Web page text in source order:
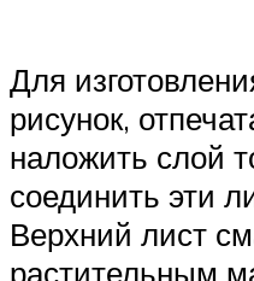
Для
рисунок,
наложить слой
соединить эти
Верхний лист
растительным